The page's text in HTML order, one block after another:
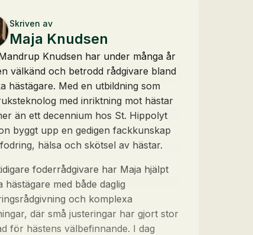
Skriven av
Maja Knudsen
Knudsen har under många år
välkänd och betrodd rådgivare bland
hästägare. Med en utbildning som
med inriktning mot hästar
än ett decennium hos St. Hippolyt
byggt upp en gedigen fackkunskap
hälsa och skötsel av hästar.
foderrådgivare har Maja hjälpt
hästägare med både daglig
och komplexa
där små justeringar har gjort stor
för hästens välbefinnande. I dag